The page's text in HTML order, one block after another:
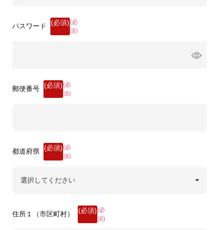
パスワード
(必
須)
郵便番号
(必
須)
都道府県
(必
須)
住所１（市区町村）
(必
須)